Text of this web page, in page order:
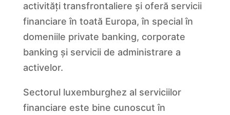
activități transfrontaliere și oferă servicii
financiare în toată Europa, în special în
domeniile private banking, corporate
banking și servicii de administrare a
activelor.
Sectorul luxemburghez al serviciilor
financiare este bine cunoscut în